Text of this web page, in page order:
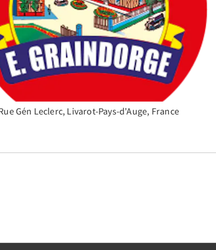
Gén Leclerc, Livarot-Pays-d'Auge, France